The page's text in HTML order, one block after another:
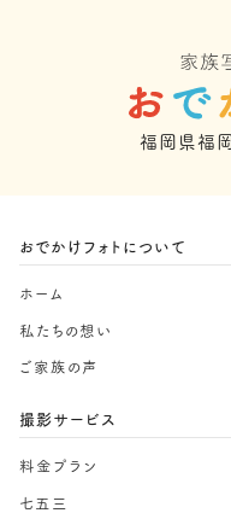
福岡県福
おでかけフォトについて
ホーム
私たちの想い
ご家族の声
撮影サービス
料金プラン
七五三